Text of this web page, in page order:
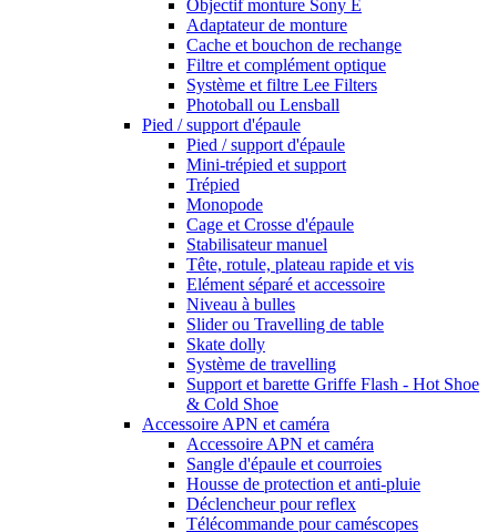
Objectif monture Sony E
Adaptateur de monture
Cache et bouchon de rechange
Filtre et complément optique
Système et filtre Lee Filters
Photoball ou Lensball
Pied / support d'épaule
Pied / support d'épaule
Mini-trépied et support
Trépied
Monopode
Cage et Crosse d'épaule
Stabilisateur manuel
Tête, rotule, plateau rapide et vis
Elément séparé et accessoire
Niveau à bulles
Slider ou Travelling de table
Skate dolly
Système de travelling
Support et barette Griffe Flash - Hot Shoe
& Cold Shoe
Accessoire APN et caméra
Accessoire APN et caméra
Sangle d'épaule et courroies
Housse de protection et anti-pluie
Déclencheur pour reflex
Télécommande pour caméscopes